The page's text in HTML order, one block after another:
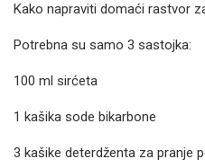
Kako napraviti domaći rastvor
Potrebna su samo 3 sastojka:
100 ml sirćeta
1 kašika sode bikarbone
3 kašike deterdženta za pranje